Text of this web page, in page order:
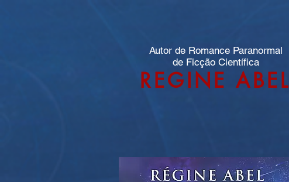
Autor de Romance Paranormal
de Ficção Científica
REGINE ABEL